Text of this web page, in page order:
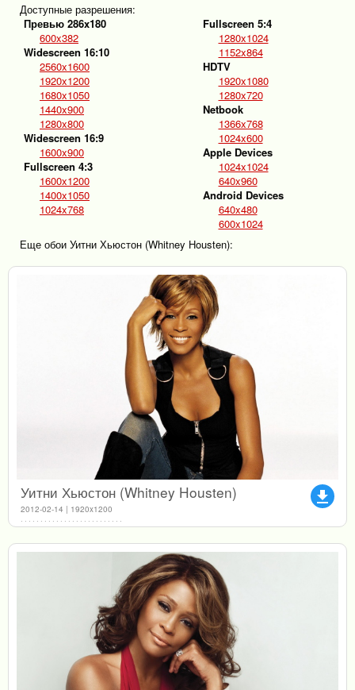
Доступные разрешения:
Превью 286x180
600x382
Widescreen 16:10
2560x1600
1920x1200
1680x1050
1440x900
1280x800
Widescreen 16:9
1600x900
Fullscreen 4:3
1600x1200
1400x1050
1024x768
Fullscreen 5:4
1280x1024
1152x864
HDTV
1920x1080
1280x720
Netbook
1366x768
1024x600
Apple Devices
1024x1024
640x960
Android Devices
640x480
600x1024
Еще обои Уитни Хьюстон (Whitney Housten):
file_download
Уитни Хьюстон (Whitney Housten)
2012-02-14 | 1920x1200